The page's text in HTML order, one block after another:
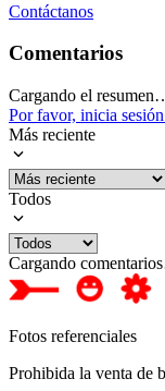
Contáctanos
Comentarios
Cargando el
Por favor, inicia
Más reciente
Todos
Cargando
Fotos referenciales
Prohibida la venta de